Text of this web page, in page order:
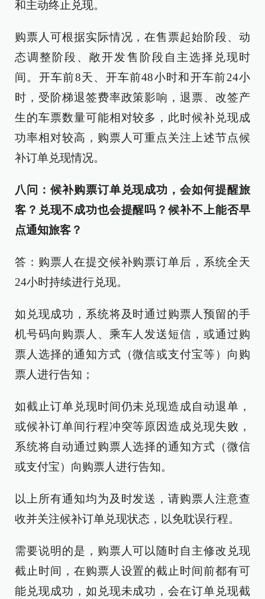
和主动终止兑现。
购票人可根据实际情况，在售票起始阶段、动
态调整阶段、敞开发售阶段自主选择兑现时
间。开车前8天、开车前48小时和开车前24小
时，受阶梯退签费率政策影响，退票、改签产
生的车票数量可能相对较多，此时候补兑现成
功率相对较高，购票人可重点关注上述节点候
补订单兑现情况。
八问：候补购票订单兑现成功，会如何提醒旅
客？兑现不成功也会提醒吗？候补不上能否早
点通知旅客？
答：购票人在提交候补购票订单后，系统全天
24小时持续进行兑现。
如兑现成功，系统将及时通过购票人预留的手
机号码向购票人、乘车人发送短信，或通过购
票人选择的通知方式（微信或支付宝等）向购
票人进行告知；
如截止订单兑现时间仍未兑现造成自动退单，
或候补订单间行程冲突等原因造成兑现失败，
系统将自动通过购票人选择的通知方式（微信
或支付宝）向购票人进行告知。
以上所有通知均为及时发送，请购票人注意查
收并关注候补订单兑现状态，以免耽误行程。
需要说明的是，购票人可以随时自主修改兑现
截止时间，在购票人设置的截止时间前都有可
能兑现成功，如兑现未成功，会在订单兑现截